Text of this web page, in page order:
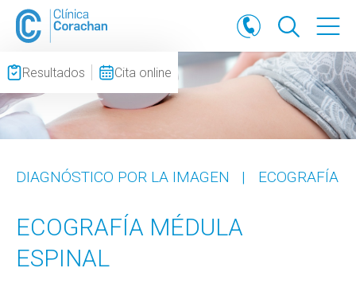
Resultados Cita online
DIAGNÓSTICO POR LA IMAGEN | ECOGRAFÍA
ECOGRAFÍA MÉDULA
ESPINAL